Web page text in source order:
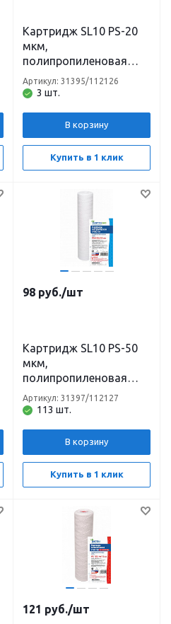
Картридж SL10 PS-20
мкм,
полипропиленовая
нить Нептун/Аквадело
3 шт.
Артикул: 31395/112126
В корзину
Купить в 1 клик
98 руб./шт
Картридж SL10 PS-50
мкм,
полипропиленовая
нить Нептун/Аквадело
113 шт.
Артикул: 31397/112127
В корзину
Купить в 1 клик
121 руб./шт